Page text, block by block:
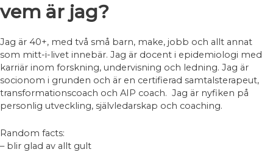
vem är jag?
Jag är 40+, med två små barn, make, jobb och allt annat
som mitt-i-livet innebär. Jag är docent i epidemiologi med
karriär inom forskning, undervisning och ledning. Jag är
socionom i grunden och är en certifierad samtalsterapeut,
transformationscoach och AIP coach. Jag är nyfiken på
personlig utveckling, självledarskap och coaching.
Random facts:
– blir glad av allt gult